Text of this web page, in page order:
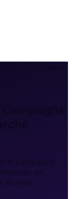
en
Money,